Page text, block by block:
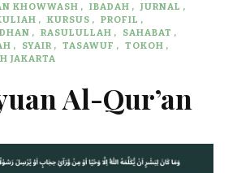
KHOWWASH IBADAH
JURNAL
KURSUS
PROFIL
RASULULLAH
SAHABAT
SYAIR TASAWUF
TOKOH
JAKARTA
Al-Qur’an